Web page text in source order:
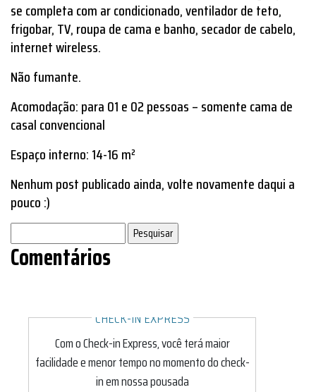
se completa com ar condicionado, ventilador de teto,
frigobar, TV, roupa de cama e banho, secador de cabelo,
internet wireless.
Não fumante.
Acomodação: para 01 e 02 pessoas – somente cama de
casal convencional
Espaço interno: 14-16 m²
Nenhum post publicado ainda, volte novamente daqui a
pouco :)
por:
Comentários
CHECK-IN EXPRESS
Com o Check-in Express, você terá maior
facilidade e menor tempo no momento do check-
in em nossa pousada